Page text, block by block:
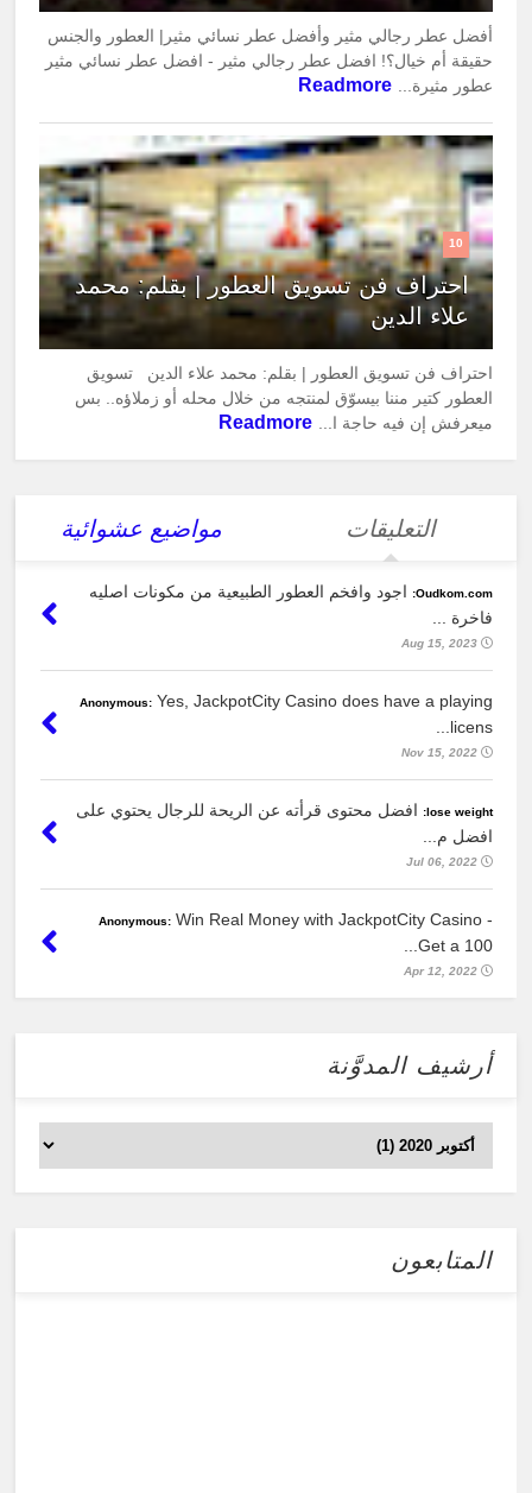
أفضل عطر رجالي مثير وأفضل عطر نسائي مثير| العطور والجنس
حقيقة أم خيال؟! افضل عطر رجالي مثير - افضل عطر نسائي مثير
عطور مثيرة...
Readmore
10
احتراف فن تسويق العطور | بقلم: محمد
علاء الدين
احتراف فن تسويق العطور | بقلم: محمد علاء الدين تسويق
العطور كتير مننا بيسوّق لمنتجه من خلال محله أو زملاؤه.. بس
ميعرفش إن فيه حاجة ا...
Readmore
التعليقات مواضيع عشوائية
Oudkom.com:
اجود وافخم العطور الطبيعية من مكونات اصليه
فاخرة ...
Aug 15, 2023
Anonymous: Yes, JackpotCity Casino does have a playing
licens...
Nov 15, 2022
lose weight:
افضل محتوى قرأته عن الريحة للرجال يحتوي على
افضل م...
Jul 06, 2022
Anonymous: Win Real Money with JackpotCity Casino -
Get a 100...
Apr 12, 2022
أرشيف المدوَّنة
المتابعون